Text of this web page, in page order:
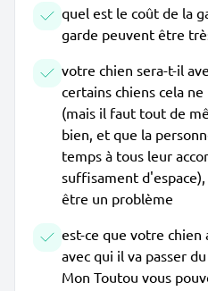
quel est le coût de la
garde peuvent être
votre chien sera-t-il
certains chiens cela
(mais il faut tout de
bien, et que la
temps à tous leur
suffisament
être un problème
est-ce que votre chien
avec qui il va passer
Mon Toutou vous